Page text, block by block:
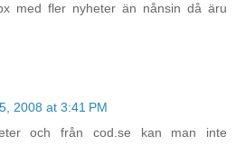
med fler nyheter än nånsin då äru
2008 at 3:41 PM
och från cod.se kan man inte